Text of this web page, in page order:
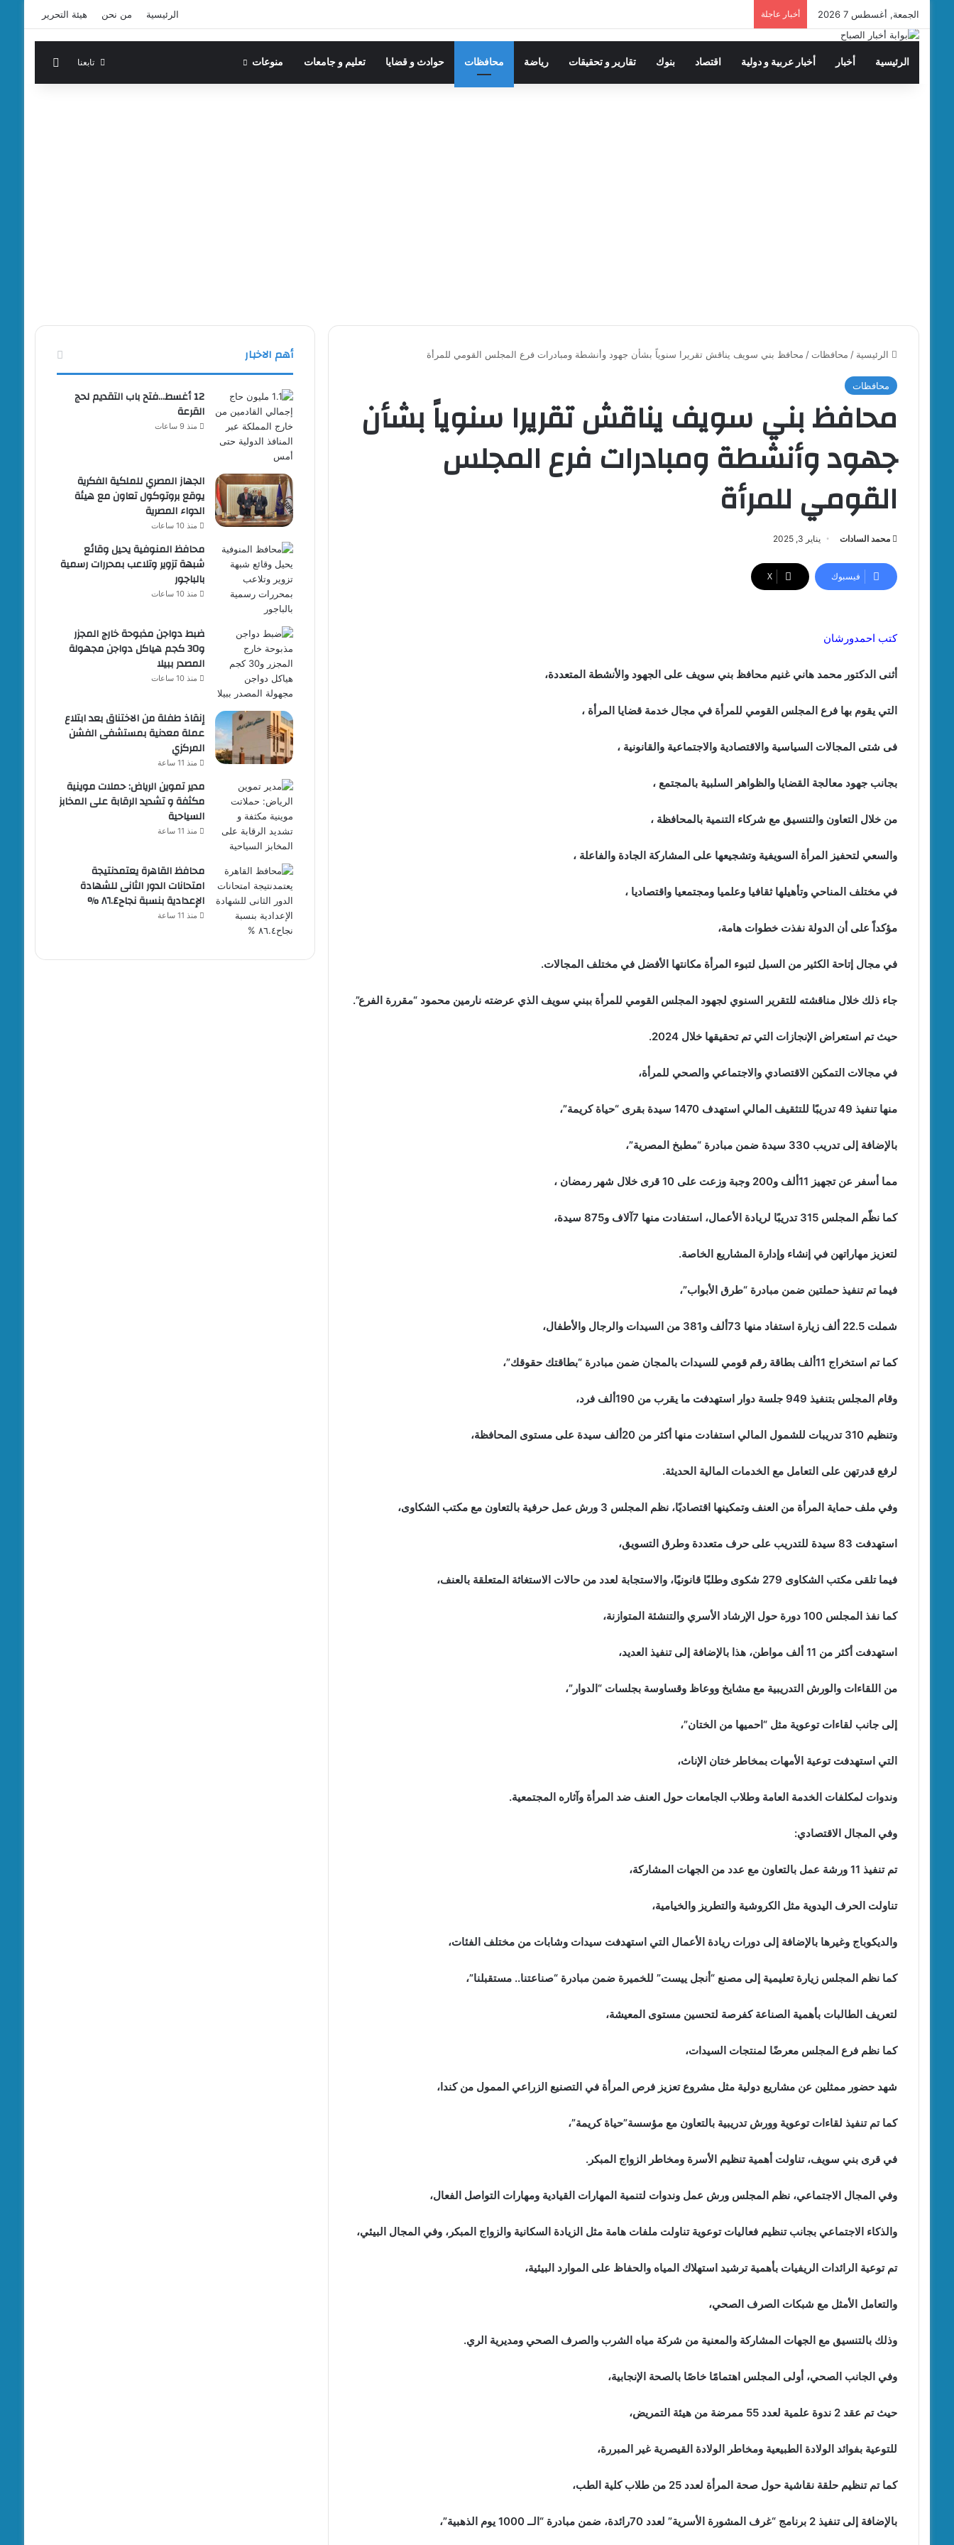
الجمعة, أغسطس 7 2026 أخبار عاجلة الرئيسية من نحن هيئة التحرير
الرئيسية أخبار أخبار عربية و دولية اقتصاد بنوك تقارير و تحقيقات رياضة محافظات حوادث و قضايا تعليم و جامعات منوعات تابعنا
الرئيسية / محافظات / محافظ بني سويف يناقش تقريرا سنوياً بشأن جهود وأنشطة ومبادرات فرع المجلس القومي للمرأة
محافظات
محافظ بني سويف يناقش تقريرا سنوياً بشأن
جهود وأنشطة ومبادرات فرع المجلس
القومي للمرأة
محمد السادات يناير 3, 2025
فيسبوك ‫X
كتب احمدورشان
أثنى الدكتور محمد هاني غنيم محافظ بني سويف على الجهود والأنشطة المتعددة،
التي يقوم بها فرع المجلس القومي للمرأة في مجال خدمة قضايا المرأة ،
فى شتى المجالات السياسية والاقتصادية والاجتماعية والقانونية ،
بجانب جهود معالجة القضايا والظواهر السلبية بالمجتمع ،
من خلال التعاون والتنسيق مع شركاء التنمية بالمحافظة ،
والسعي لتحفيز المرأة السويفية وتشجيعها على المشاركة الجادة والفاعلة ،
في مختلف المناحي وتأهيلها ثقافيا وعلميا ومجتمعيا واقتصاديا ،
مؤكداً على أن الدولة نفذت خطوات هامة،
في مجال إتاحة الكثير من السبل لتبوء المرأة مكانتها الأفضل في مختلف المجالات.
جاء ذلك خلال مناقشته للتقرير السنوي لجهود المجلس القومي للمرأة ببني سويف الذي عرضته نارمين محمود “مقررة الفرع”.
حيث تم استعراض الإنجازات التي تم تحقيقها خلال 2024.
في مجالات التمكين الاقتصادي والاجتماعي والصحي للمرأة،
منها تنفيذ 49 تدريبًا للتثقيف المالي استهدف 1470 سيدة بقرى “حياة كريمة”،
بالإضافة إلى تدريب 330 سيدة ضمن مبادرة “مطبخ المصرية”،
مما أسفر عن تجهيز 11ألف و200 وجبة وزعت على 10 قرى خلال شهر رمضان ،
كما نظّم المجلس 315 تدريبًا لريادة الأعمال، استفادت منها 7آلاف و875 سيدة،
لتعزيز مهاراتهن في إنشاء وإدارة المشاريع الخاصة.
فيما تم تنفيذ حملتين ضمن مبادرة “طرق الأبواب”،
شملت 22.5 ألف زيارة استفاد منها 73ألف و381 من السيدات والرجال والأطفال،
كما تم استخراج 11ألف بطاقة رقم قومي للسيدات بالمجان ضمن مبادرة “بطاقتك حقوقك”،
وقام المجلس بتنفيذ 949 جلسة دوار استهدفت ما يقرب من 190ألف فرد،
وتنظيم 310 تدريبات للشمول المالي استفادت منها أكثر من 20ألف سيدة على مستوى المحافظة،
لرفع قدرتهن على التعامل مع الخدمات المالية الحديثة.
وفي ملف حماية المرأة من العنف وتمكينها اقتصاديًا، نظم المجلس 3 ورش عمل حرفية بالتعاون مع مكتب الشكاوى،
استهدفت 83 سيدة للتدريب على حرف متعددة وطرق التسويق،
فيما تلقى مكتب الشكاوى 279 شكوى وطلبًا قانونيًا، والاستجابة لعدد من حالات الاستغاثة المتعلقة بالعنف،
كما نفذ المجلس 100 دورة حول الإرشاد الأسري والتنشئة المتوازنة،
استهدفت أكثر من 11 ألف مواطن، هذا بالإضافة إلى تنفيذ العديد،
من اللقاءات والورش التدريبية مع مشايخ ووعاظ وقساوسة بجلسات “الدوار”،
إلى جانب لقاءات توعوية مثل “احميها من الختان”،
التي استهدفت توعية الأمهات بمخاطر ختان الإناث،
وندوات لمكلفات الخدمة العامة وطلاب الجامعات حول العنف ضد المرأة وآثاره المجتمعية.
وفي المجال الاقتصادي:
تم تنفيذ 11 ورشة عمل بالتعاون مع عدد من الجهات المشاركة،
تناولت الحرف اليدوية مثل الكروشية والتطريز والخيامية،
والديكوباج وغيرها بالإضافة إلى دورات ريادة الأعمال التي استهدفت سيدات وشابات من مختلف الفئات،
كما نظم المجلس زيارة تعليمية إلى مصنع “أنجل ييست” للخميرة ضمن مبادرة “صناعتنا.. مستقبلنا”،
لتعريف الطالبات بأهمية الصناعة كفرصة لتحسين مستوى المعيشة،
كما نظم فرع المجلس معرضًا لمنتجات السيدات،
شهد حضور ممثلين عن مشاريع دولية مثل مشروع تعزيز فرص المرأة في التصنيع الزراعي الممول من كندا،
كما تم تنفيذ لقاءات توعوية وورش تدريبية بالتعاون مع مؤسسة”حياة كريمة”،
في قرى بني سويف، تناولت أهمية تنظيم الأسرة ومخاطر الزواج المبكر.
وفي المجال الاجتماعي، نظم المجلس ورش عمل وندوات لتنمية المهارات القيادية ومهارات التواصل الفعال،
والذكاء الاجتماعي بجانب تنظيم فعاليات توعوية تناولت ملفات هامة مثل الزيادة السكانية والزواج المبكر، وفي المجال البيئي،
تم توعية الرائدات الريفيات بأهمية ترشيد استهلاك المياه والحفاظ على الموارد البيئية،
والتعامل الأمثل مع شبكات الصرف الصحي،
وذلك بالتنسيق مع الجهات المشاركة والمعنية من شركة مياه الشرب والصرف الصحي ومديرية الري.
وفي الجانب الصحي، أولى المجلس اهتمامًا خاصًا بالصحة الإنجابية،
حيث تم عقد 2 ندوة علمية لعدد 55 ممرضة من هيئة التمريض،
للتوعية بفوائد الولادة الطبيعية ومخاطر الولادة القيصرية غير المبررة،
كما تم تنظيم حلقة نقاشية حول صحة المرأة لعدد 25 من طلاب كلية الطب،
بالإضافة إلى تنفيذ 2 برنامج “غرف المشورة الأسرية” لعدد 70رائدة، ضمن مبادرة “الــ 1000 يوم الذهبية”،
أهم الاخبار
12 أغسط…فتح باب التقديم لحج
القرعة
منذ 9 ساعات
الجهاز المصري للملكية الفكرية
يوقع بروتوكول تعاون مع هيئة
الدواء المصرية
منذ 10 ساعات
محافظ المنوفية يحيل وقائع
شبهة تزوير وتلاعب بمحررات رسمية
بالباجور
منذ 10 ساعات
ضبط دواجن مذبوحة خارج المجزر
و30 كجم هياكل دواجن مجهولة
المصدر ببيلا
منذ 10 ساعات
إنقاذ طفلة من الاختناق بعد ابتلاع
عملة معدنية بمستشفى الفشن
المركزي
منذ 11 ساعة
مدير تموين الرياض: حملات موينية
مكثفة و تشديد الرقابة على المخابز
السياحية
منذ 11 ساعة
محافظ القاهرة يعتمدنتيجة
امتحانات الدور الثانى للشهادة
الإعدادية بنسبة نجاح٨٦.٤ %
منذ 11 ساعة